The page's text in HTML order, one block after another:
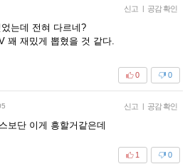
신고 | 공감 확인
는데 전혀 다르네?
꽤 재밌게 뽑혔을 것 같다.
0
0
신고 | 공감 확인
보단 이게 흥할거같은데
0
1